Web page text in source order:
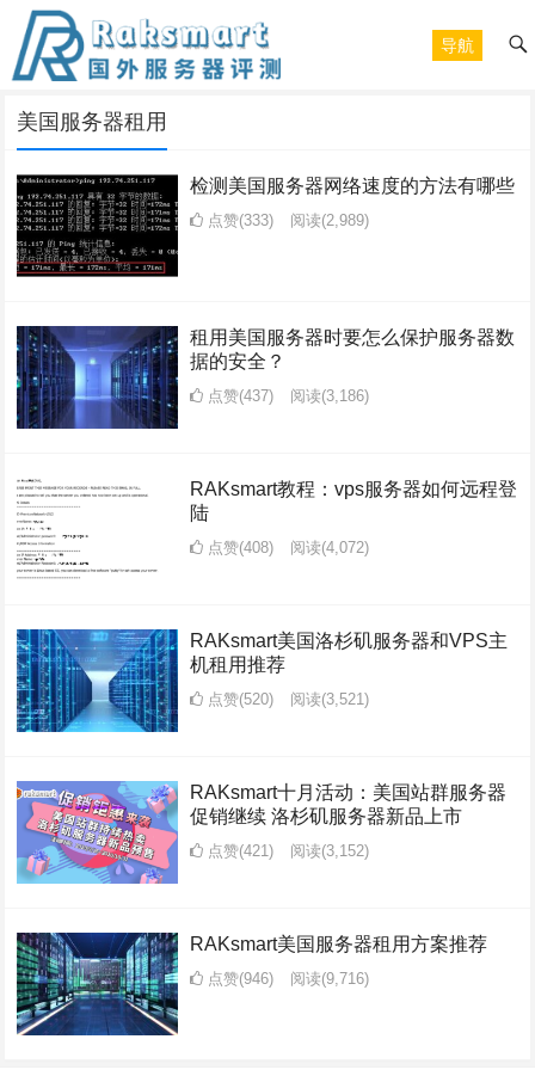
导航
美国服务器租用
检测美国服务器网络速度的方法有哪些
点赞(333) 阅读(2,989)
租用美国服务器时要怎么保护服务器数
据的安全？
点赞(437) 阅读(3,186)
RAKsmart教程：vps服务器如何远程登
陆
点赞(408) 阅读(4,072)
RAKsmart美国洛杉矶服务器和VPS主
机租用推荐
点赞(520) 阅读(3,521)
RAKsmart十月活动：美国站群服务器
促销继续 洛杉矶服务器新品上市
点赞(421) 阅读(3,152)
RAKsmart美国服务器租用方案推荐
点赞(946) 阅读(9,716)